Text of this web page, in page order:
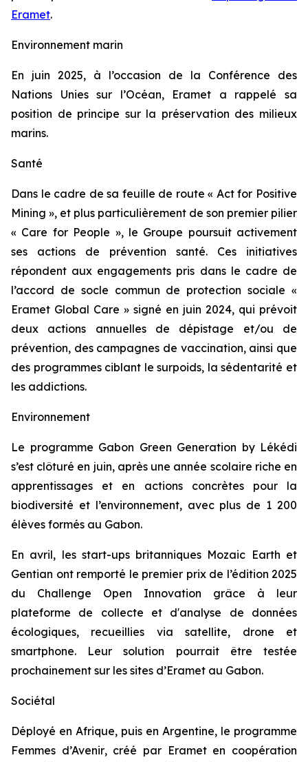
Eramet.
Environnement marin
En juin 2025, à l’occasion de la Conférence des
Nations Unies sur l’Océan, Eramet a rappelé sa
position de principe sur la préservation des milieux
marins.
Santé
Dans le cadre de sa feuille de route « Act for Positive
Mining », et plus particulièrement de son premier pilier
« Care for People », le Groupe poursuit activement
ses actions de prévention santé. Ces initiatives
répondent aux engagements pris dans le cadre de
l’accord de socle commun de protection sociale «
Eramet Global Care » signé en juin 2024, qui prévoit
deux actions annuelles de dépistage et/ou de
prévention, des campagnes de vaccination, ainsi que
des programmes ciblant le surpoids, la sédentarité et
les addictions.
Environnement
Le programme Gabon Green Generation by Lékédi
s’est clôturé en juin, après une année scolaire riche en
apprentissages et en actions concrètes pour la
biodiversité et l’environnement, avec plus de 1 200
élèves formés au Gabon.
En avril, les start-ups britanniques Mozaic Earth et
Gentian ont remporté le premier prix de l’édition 2025
du Challenge Open Innovation grâce à leur
plateforme de collecte et d'analyse de données
écologiques, recueillies via satellite, drone et
smartphone. Leur solution pourrait être testée
prochainement sur les sites d’Eramet au Gabon.
Sociétal
Déployé en Afrique, puis en Argentine, le programme
Femmes d’Avenir, créé par Eramet en coopération